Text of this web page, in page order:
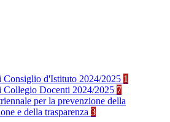
Consiglio d'Istituto 2024/2025 1
Collegio Docenti 2024/2025 7
per la prevenzione della
e della trasparenza 3